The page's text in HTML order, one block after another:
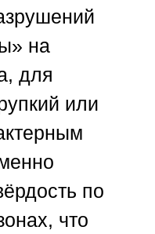
на
для
или
по
что